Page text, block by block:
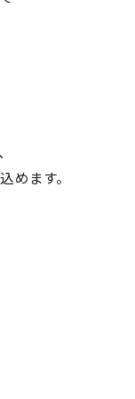
めます。